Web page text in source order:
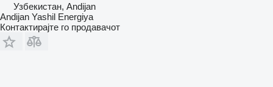
Узбекистан, Andijan
Andijan Yashil Energiya
Контактирајте го продавачот